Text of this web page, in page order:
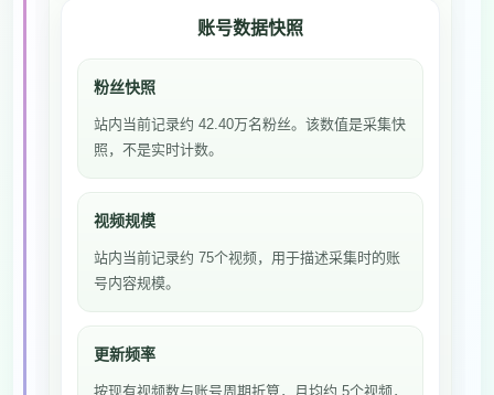
账号数据快照
粉丝快照
站内当前记录约 42.40万名粉丝。该数值是采集快
照，不是实时计数。
视频规模
站内当前记录约 75个视频，用于描述采集时的账
号内容规模。
更新频率
按现有视频数与账号周期折算，月均约 5个视频，